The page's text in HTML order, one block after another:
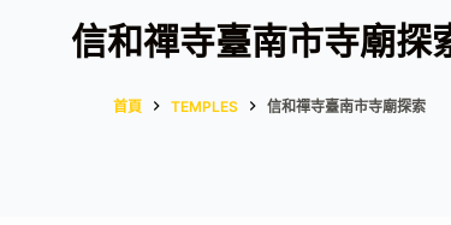
信和禪寺臺南市寺廟探
首頁 TEMPLES 信和禪寺臺南市寺廟探索